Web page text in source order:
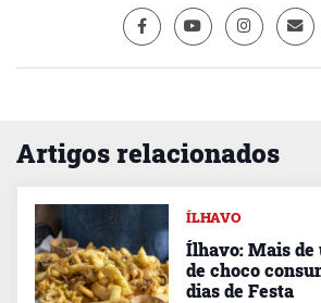
Artigos relacionados
ÍLHAVO
Ílhavo: Mais de
de choco
dias de Festa